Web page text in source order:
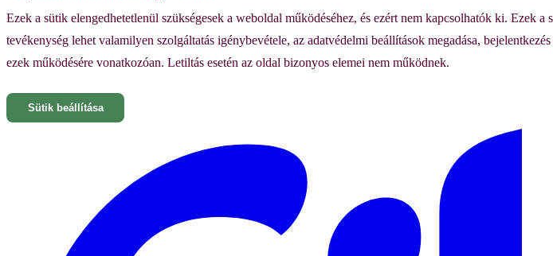
Ezek a sütik elengedhetetlenül szükségesek a weboldal működéséhez, és ezért nem kapcsolhatók ki. Ezek
tevékenység lehet valamilyen szolgáltatás igénybevétele, az adatvédelmi beállítások megadása,
ezek működésére vonatkozóan. Letiltás esetén az oldal bizonyos elemei nem működnek.
Sütik beállítása